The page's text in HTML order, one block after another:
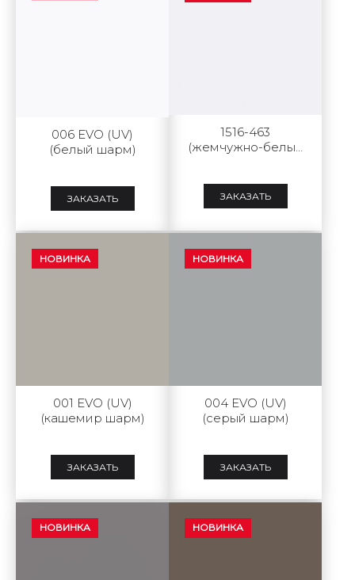
006 EVO (UV)
(белый шарм)
ЗАКАЗАТЬ
1516-463
(жемчужно-белый
ЗАКАЗАТЬ
НОВИНКА
001 EVO (UV)
(кашемир шарм)
ЗАКАЗАТЬ
НОВИНКА
004 EVO (UV)
(серый шарм)
ЗАКАЗАТЬ
НОВИНКА НОВИНКА